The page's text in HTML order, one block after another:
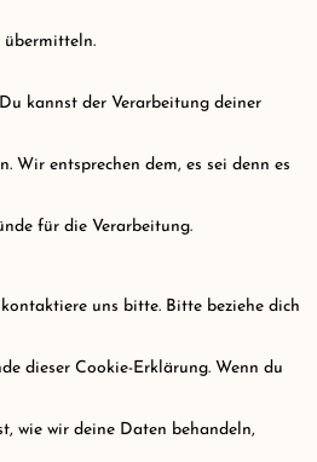
übermitteln.
kannst der Verarbeitung deiner
Wir entsprechen dem, es sei denn es
für die Verarbeitung.
uns bitte. Bitte beziehe dich
dieser Cookie-Erklärung. Wenn du
wie wir deine Daten behandeln,